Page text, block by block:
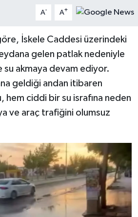
A- A+
İskele Caddesi üzerindeki
gelen patlak nedeniyle
akmaya devam ediyor.
geldiği andan itibaren
hem ciddi bir su israfına neden
ve araç trafiğini olumsuz